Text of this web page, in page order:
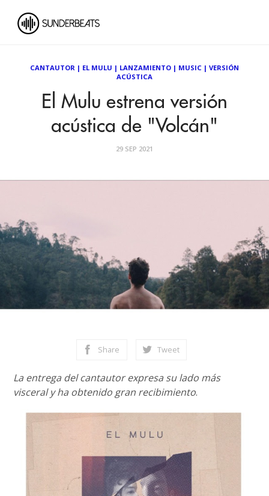
CANTAUTOR | EL MULU | LANZAMIENTO | MUSIC | VERSIÓN
ACÚSTICA
El Mulu estrena versión
acústica de "Volcán"
29 SEP 2021
Share Tweet
La entrega del cantautor expresa su lado más
visceral y ha obtenido gran recibimiento.